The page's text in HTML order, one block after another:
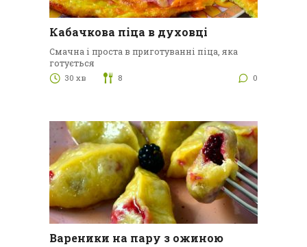
Кабачкова піца в духовці
Смачна і проста в приготуванні піца, яка
готується
30 хв 8 0
Вареники на пару з ожиною